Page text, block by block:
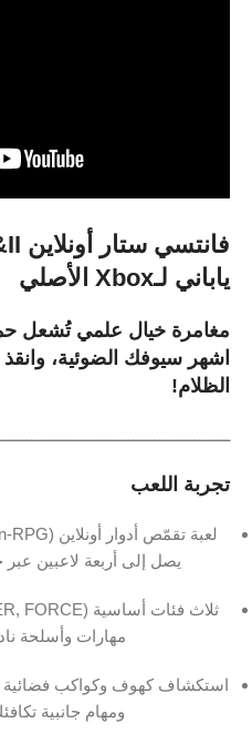
فانتسي ستار أونلاين II
ياباني لـXbox الأصلي
مغامرة خيال علميتُشعل
اشهر سيوفك الضوئية، وانقذ
الظلام!
تجربة اللعب
لعبةتقمّص أدوار أونلاين (RPG)
يصل إلى أربعة لاعبين عبر
ثلاث فئات أساسية (FORCE)
مهارات وأسلحة
استكشافكهوف وكواكب فضائية
ومهام جانبية